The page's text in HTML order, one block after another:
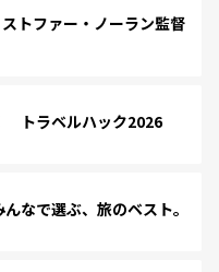
トファー・ノーラン監督
トラベルハック2026
なで選ぶ、旅のベスト。